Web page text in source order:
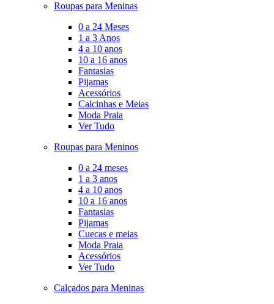
Roupas para Meninas
0 a 24 Meses
1 a 3 Anos
4 a 10 anos
10 a 16 anos
Fantasias
Pijamas
Acessórios
Calcinhas e Meias
Moda Praia
Ver Tudo
Roupas para Meninos
0 a 24 meses
1 a 3 anos
4 a 10 anos
10 a 16 anos
Fantasias
Pijamas
Cuecas e meias
Moda Praia
Acessórios
Ver Tudo
Calçados para Meninas